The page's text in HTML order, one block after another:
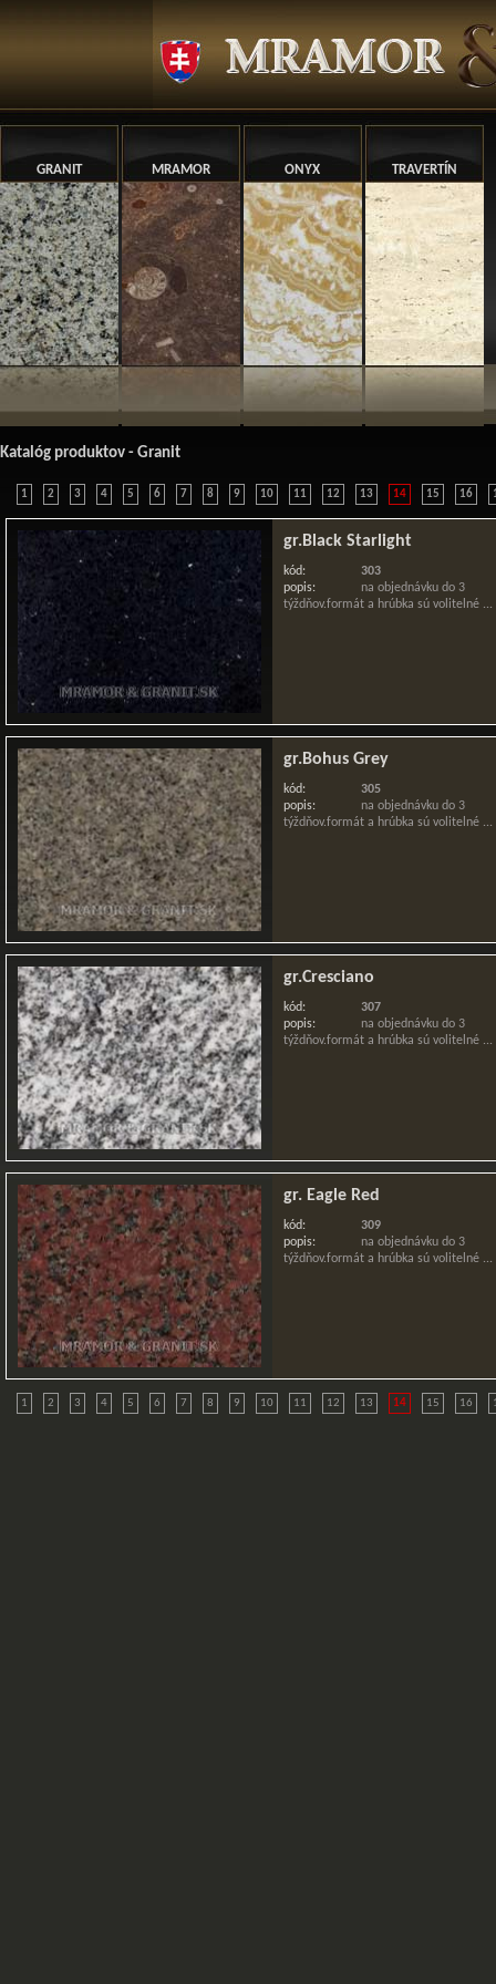
GRANIT MRAMOR ONYX TRAVERTÍN
Katalóg produktov - Granit
1 2 3 4 5 6 7 8 9 10 11 12 13 14 15 16
gr.Black Starlight
kód:
303
popis:
na objednávku do 3
týždňov.formát a hrúbka sú volitelné ...
gr.Bohus Grey
kód:
305
popis:
na objednávku do 3
týždňov.formát a hrúbka sú volitelné ...
gr.Cresciano
kód:
307
popis:
na objednávku do 3
týždňov.formát a hrúbka sú volitelné ...
gr. Eagle Red
kód:
309
popis:
na objednávku do 3
týždňov.formát a hrúbka sú volitelné ...
1 2 3 4 5 6 7 8 9 10 11 12 13 14 15 16